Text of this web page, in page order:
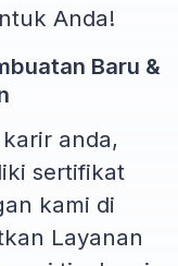
Anda!
Baru &
anda,
sertifikat
kami di
Layanan